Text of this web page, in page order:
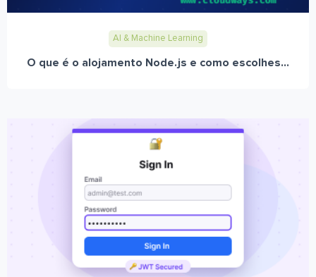
AI & Machine Learning
O que é o alojamento Node.js e como escolhes...